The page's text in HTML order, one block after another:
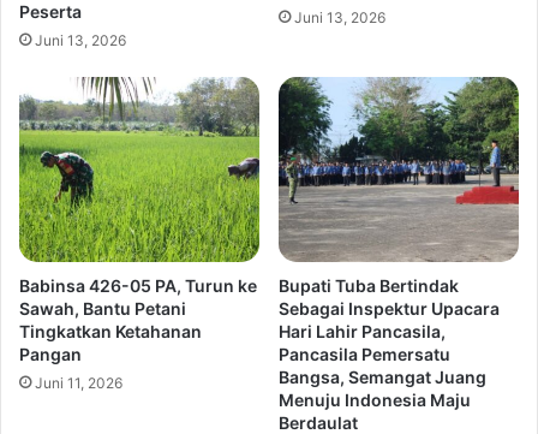
Peserta
Juni 13, 2026
Juni 13, 2026
Babinsa 426-05 PA, Turun ke
Sawah, Bantu Petani
Tingkatkan Ketahanan
Pangan
Juni 11, 2026
Bupati Tuba Bertindak
Sebagai Inspektur Upacara
Hari Lahir Pancasila,
Pancasila Pemersatu
Bangsa, Semangat Juang
Menuju Indonesia Maju
Berdaulat